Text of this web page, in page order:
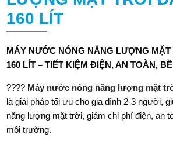
160 LÍT
MÁY NƯỚC NÓNG NĂNG LƯỢNG
160 LÍT – TIẾT KIỆM ĐIỆN, AN TOÀN,
???? Máy nước nóng năng lượng mặt
là giải pháp tối ưu cho gia đình 2-3 người,
năng lượng mặt trời, giảm chi phí điện, an
môi trường.